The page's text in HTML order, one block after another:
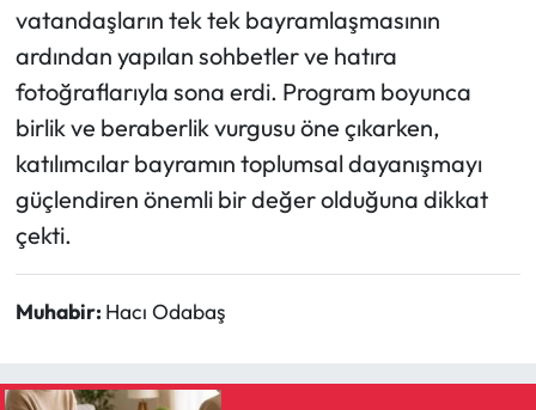
vatandaşların tek tek bayramlaşmasının
ardından yapılan sohbetler ve hatıra
fotoğraflarıyla sona erdi. Program boyunca
birlik ve beraberlik vurgusu öne çıkarken,
katılımcılar bayramın toplumsal dayanışmayı
güçlendiren önemli bir değer olduğuna dikkat
çekti.
Muhabir: Hacı Odabaş